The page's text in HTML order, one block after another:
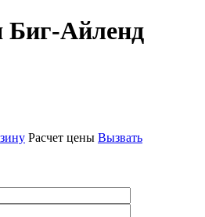
Биг-Айленд
Расчет цены Вызвать